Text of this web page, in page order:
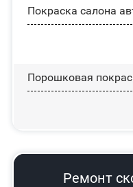
Покраска салона
Порошковая
Ремонт